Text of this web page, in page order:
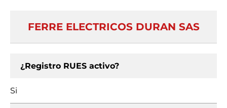
FERRE ELECTRICOS DURAN SAS
¿Registro RUES activo?
Si